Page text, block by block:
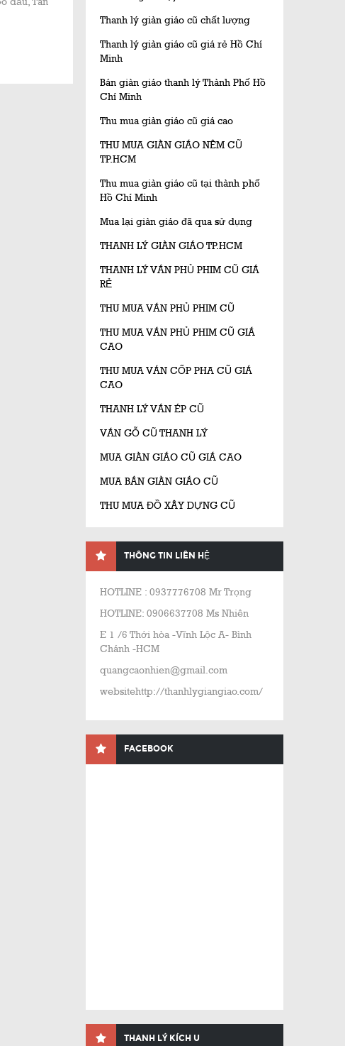
Thanh lý giàn giáo cũ chất lượng
Thanh lý giàn giáo cũ giá rẻ Hồ Chí
Minh
Bán giàn giáo thanh lý Thành Phố Hồ
Chí Minh
Thu mua giàn giáo cũ giá cao
THU MUA GIÀN GIÁO NÊM CŨ
TP.HCM
Thu mua giàn giáo cũ tại thành phố
Hồ Chí Minh
Mua lại giàn giáo đã qua sử dụng
THANH LÝ GIÀN GIÁO TP.HCM
THANH LÝ VÁN PHỦ PHIM CŨ GIÁ
RẺ
THU MUA VÁN PHỦ PHIM CŨ
THU MUA VÁN PHỦ PHIM CŨ GIÁ
CAO
THU MUA VÁN CỐP PHA CŨ GIÁ
CAO
THANH LÝ VÁN ÉP CŨ
VÁN GỖ CŨ THANH LÝ
MUA GIÀN GIÁO CŨ GIÁ CAO
MUA BÁN GIÀN GIÁO CŨ
THU MUA ĐỒ XÂY DỰNG CŨ
THÔNG TIN LIÊN HỆ
HOTLINE : 0937776708 Mr Trọng
HOTLINE: 0906637708 Ms Nhiên
E 1 /6 Thới hòa -Vĩnh Lộc A- Bình
Chánh -HCM
quangcaonhien@gmail.com
websitehttp://thanhlygiangiao.com/
FACEBOOK
THANH LÝ KÍCH U